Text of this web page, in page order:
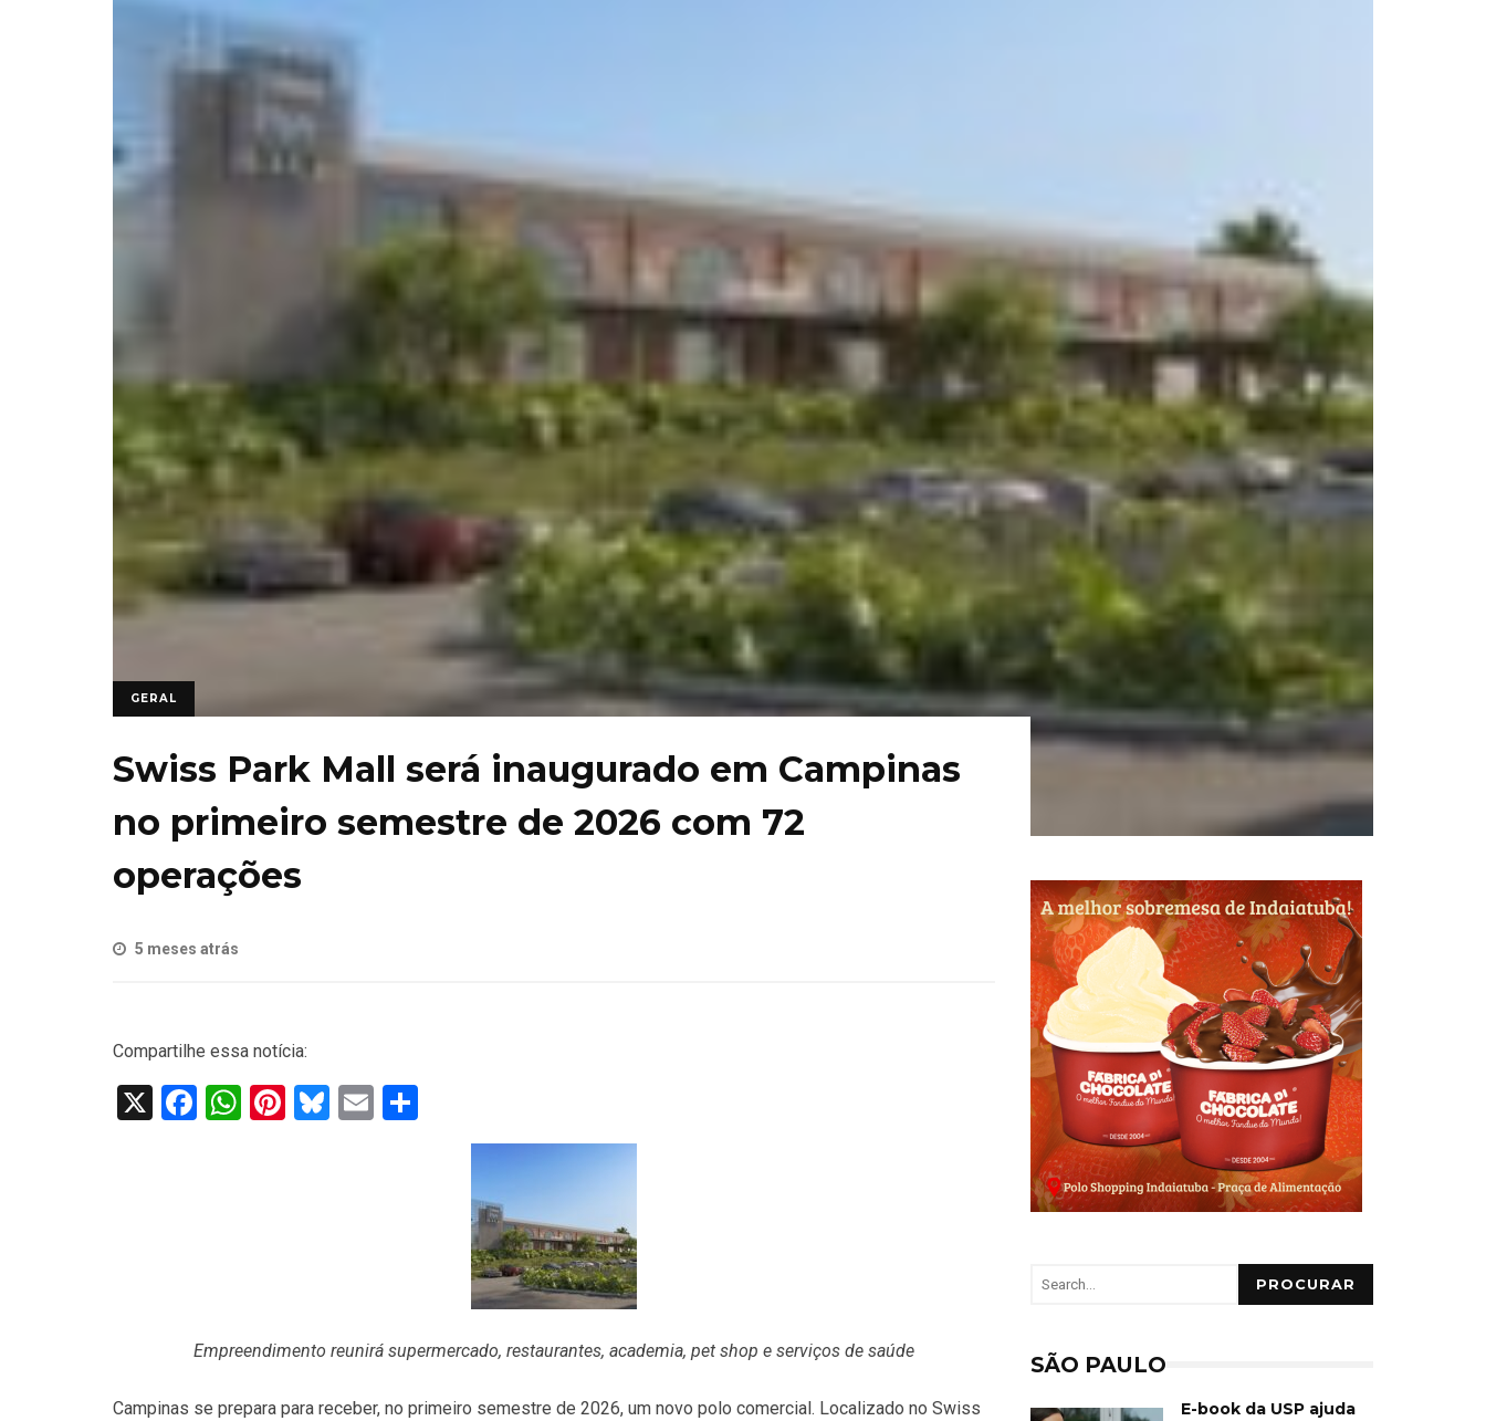
GERAL
Swiss Park Mall será inaugurado em Campinas
no primeiro semestre de 2026 com 72
operações
5 meses atrás
Compartilhe essa notícia:
X Facebook
WhatsApp
Pinterest
Bluesky
Email
Empreendimento reunirá supermercado, restaurantes, academia, pet shop e serviços de saúde
Campinas se prepara para receber, no primeiro semestre de 2026, um novo polo comercial. Localizado no Swiss
PROCURAR
SÃO PAULO
E-book da USP ajuda